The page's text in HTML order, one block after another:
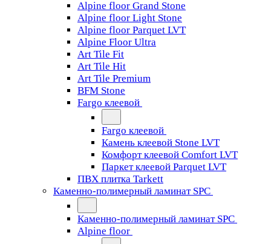
Alpine floor Grand Stone
Alpine floor Light Stone
Alpine floor Parquet LVT
Alpine Floor Ultra
Art Tile Fit
Art Tile Hit
Art Tile Premium
BFM Stone
Fargo клеевой
Fargo клеевой
Камень клеевой Stone LVT
Комфорт клеевой Comfort LVT
Паркет клеевой Parquet LVT
ПВХ плитка Tarkett
Каменно-полимерный ламинат SPC
Каменно-полимерный ламинат SPC
Alpine floor